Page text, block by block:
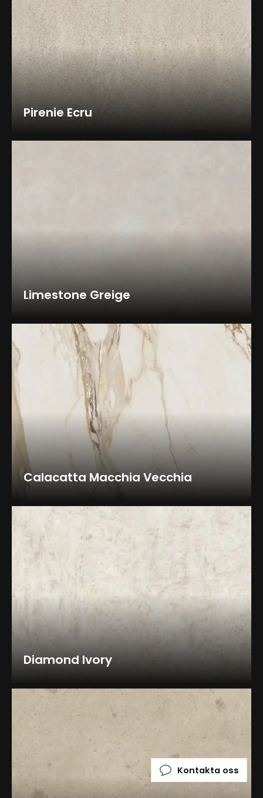
Pirenie Ecru
Limestone Greige
Calacatta Macchia Vecchia
Diamond Ivory
Kontakta oss